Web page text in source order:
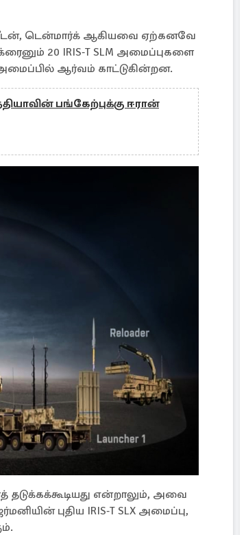
டென்மார்க் ஆகியவை ஏற்கனவே
20 IRIS‑T SLM அமைப்புகளை
ஆர்வம் காட்டுகின்றன.
பங்கேற்புக்கு ஈரான்
தடுக்கக்கூடியது என்றாலும், அவை
புதிய IRIS‑T SLX அமைப்பு,